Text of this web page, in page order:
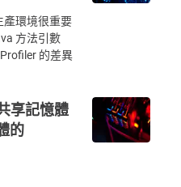
產環境很重要
方法引數
的差異
享記憶體
的